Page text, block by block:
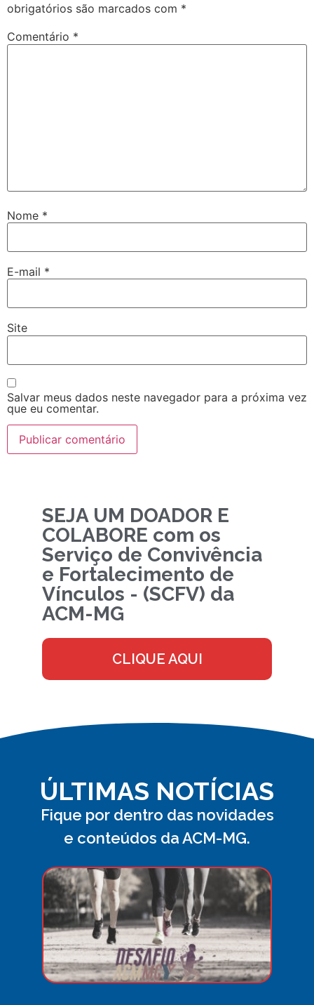
obrigatórios são marcados com *
Comentário *
Nome *
E-mail *
Site
Salvar meus dados neste navegador para a próxima vez
que eu comentar.
SEJA UM DOADOR E
COLABORE com os
Serviço de Convivência
e Fortalecimento de
Vínculos - (SCFV) da
ACM-MG
CLIQUE AQUI
ÚLTIMAS NOTÍCIAS
Fique por dentro das novidades
e conteúdos da ACM-MG.